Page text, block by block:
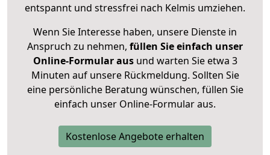
entspannt und stressfrei nach Kelmis umziehen.
Wenn Sie Interesse haben, unsere Dienste in
Anspruch zu nehmen, füllen Sie einfach unser
Online-Formular ausund warten Sie etwa 3
Minuten auf unsere Rückmeldung. Sollten Sie
eine persönliche Beratung wünschen, füllen Sie
einfach unser Online-Formular aus.
Kostenlose Angebote erhalten